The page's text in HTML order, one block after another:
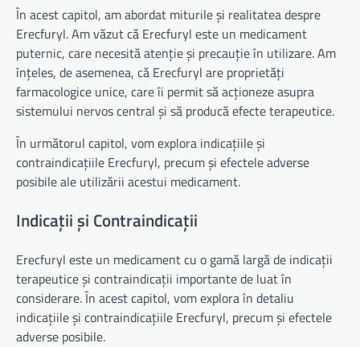
În acest capitol, am abordat miturile și realitatea despre
Erecfuryl. Am văzut că Erecfuryl este un medicament
puternic, care necesită atenție și precauție în utilizare. Am
înțeles, de asemenea, că Erecfuryl are proprietăți
farmacologice unice, care îi permit să acționeze asupra
sistemului nervos central și să producă efecte terapeutice.
În următorul capitol, vom explora indicațiile și
contraindicațiile Erecfuryl, precum și efectele adverse
posibile ale utilizării acestui medicament.
Indicații și Contraindicații
Erecfuryl este un medicament cu o gamă largă de indicații
terapeutice și contraindicații importante de luat în
considerare. În acest capitol, vom explora în detaliu
indicațiile și contraindicațiile Erecfuryl, precum și efectele
adverse posibile.